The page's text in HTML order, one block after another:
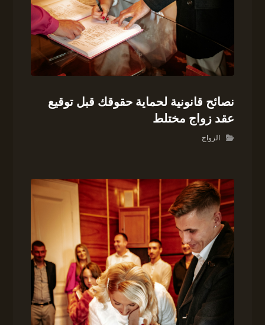
نصائح قانونية لحماية حقوقك قبل توقيع
عقد زواج مختلط
الزواج